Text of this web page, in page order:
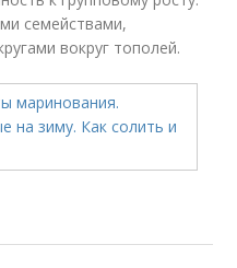
семействами,
вокруг тополей.